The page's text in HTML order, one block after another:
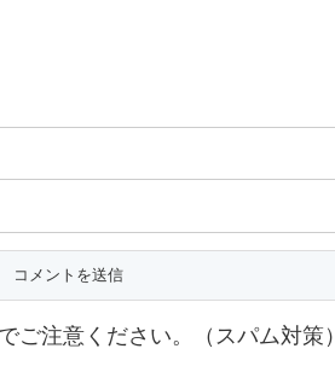
ご注意ください。（スパム対策）